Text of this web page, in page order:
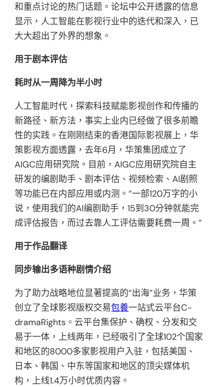
和重点讨论的热门话题。论坛中公开透露的信息
显示，人工智能在影视行业中的迭代和深入，已
大大超出了外界的想象。
用于剧本评估
耗时从一周降为半小时
人工智能时代，探索科技赋能影视创作和传播的
新路径、新方法，事实上业内已经做了很多前瞻
性的实践。在刚刚结束的香港国际影视展上，华
策影视方面透露，去年6月，华策集团成立了
AIGC应用研究院。目前，AIGC应用研究院自主
研发的编剧助手、剧本评估、视频检索、AI剧照
等功能已在内部应用或内测。“一部120万字的小
说，使用我们的AI编剧助手，15到30分钟就能完
成评估报告，而过去靠人工评估需要耗费一周。”
用于作品翻译
同步输出多语种剧情介绍
为了助力战略地位显著提高的“出海”业务，华策
创立了全球影视版权交易包養一站式云平台C-
dramaRights。云平台集保护、确权、分发和交
易于一体，上线两年，已经吸引了全球102个国家
和地区的8000多家影视用户入驻，包括美国、
日本、韩国、中东等国家和地区的顶尖媒体机
构，上线1.4万小时优质内容。